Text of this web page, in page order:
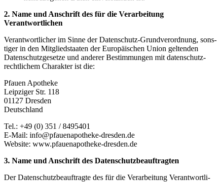
2. Name und Anschrift des für die Ver­ar­bei­tung
Verantwortlichen
Ver­ant­wort­li­cher im Sin­ne der Daten­schutz-Grund­ver­ord­nung, sons­
ti­ger in den Mit­glied­staa­ten der Euro­päi­schen Uni­on gel­ten­den
Daten­schutz­ge­set­ze und ande­rer Bestim­mun­gen mit daten­schutz­
recht­li­chem Cha­rak­ter ist die:
Pfau­en Apotheke
Leip­zi­ger Str. 118
01127 Dresden
Deutschland
Tel.: +49 (0) 351 / 8495401
E-Mail: info@pfauenapotheke-dresden.de
Web­site: www.pfauenapotheke-dresden.de
3. Name und Anschrift des Datenschutzbeauftragten
Der Daten­schutz­be­auf­trag­te des für die Ver­ar­bei­tung Ver­ant­wort­li­